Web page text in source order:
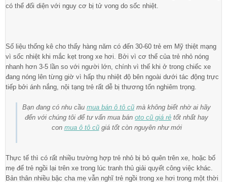
có thể đối diện với nguy cơ bị tử vong do sốc nhiệt.
Số liệu thống kê cho thấy hàng năm có đến 30-60 trẻ em Mỹ thiệt mạng
vì sốc nhiệt khi mắc kẹt trong xe hơi. Bởi vì cơ thể của trẻ nhỏ nóng
nhanh hơn 3-5 lần so với người lớn, chính vì thế khi ở trong chiếc xe
đang nóng lên từng giờ vì hấp thụ nhiệt độ bên ngoài dưới tác động trực
tiếp bởi ánh nắng, nội tạng trẻ rất dễ bị thương tổn nghiêm trọng.
Bạn đang có nhu cầu mua bán ô tô cũ mà không biết nhờ ai hãy
đến với chúng tôi để tư vấn mua bán oto cũ giá rẻ tốt nhất hay
con mua ô tô cũgiá tốt còn nguyên như mới
Thực tế thì có rất nhiều trường hợp trẻ nhỏ bị bỏ quên trên xe, hoặc bố
mẹ để trẻ ngồi lại trên xe trong lúc tranh thủ giải quyết công việc khác.
Bản thân nhiều bậc cha mẹ vẫn nghĩ trẻ ngồi trong xe hơi trong một thời